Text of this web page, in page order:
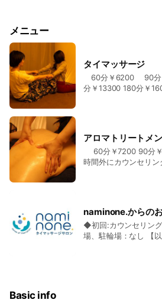
メニュー
タイマッサージ
60分￥6200 90分
分￥13300 180分￥16000 【セット】フ
リンク のお時間が別
アロマトリートメ
60分￥7200 90分￥10800 120分￥14400 施術
時間外にカウンセリ
naminone.からの
◆初回:カウンセリン
場、駐輪場：なし 【以下に該当する方への施術は
Basic info